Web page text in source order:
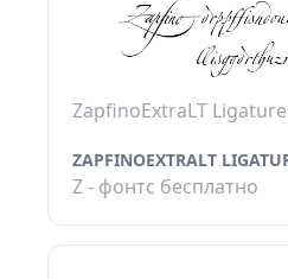
ZapfinoExtraLT
ZAPFINOEXTRALT
Z - фонтс бесплатно